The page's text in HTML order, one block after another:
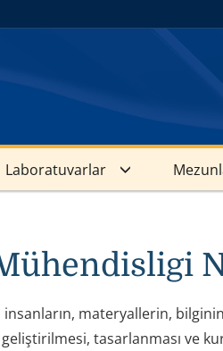
Laboratuvarlar
materyallerin,
tasarlanması ve